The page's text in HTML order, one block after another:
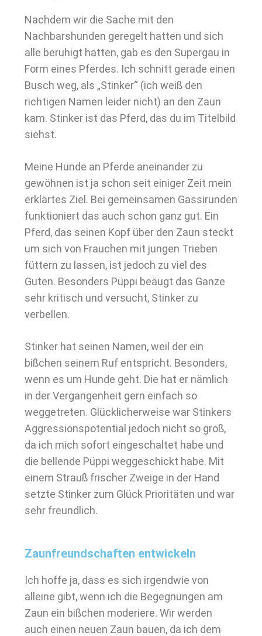
Nachdem wir die Sache mit den
Nachbarshunden geregelt hatten und sich
alle beruhigt hatten, gab es den Supergau in
Form eines Pferdes. Ich schnitt gerade einen
Busch weg, als „Stinker“ (ich weiß den
richtigen Namen leider nicht) an den Zaun
kam. Stinker ist das Pferd, das du im Titelbild
siehst.
Meine Hunde an Pferde aneinander zu
gewöhnen ist ja schon seit einiger Zeit mein
erklärtes Ziel. Bei gemeinsamen Gassirunden
funktioniert das auch schon ganz gut. Ein
Pferd, das seinen Kopf über den Zaun steckt
um sich von Frauchen mit jungen Trieben
füttern zu lassen, ist jedoch zu viel des
Guten. Besonders Püppi beäugt das Ganze
sehr kritisch und versucht, Stinker zu
verbellen.
Stinker hat seinen Namen, weil der ein
bißchen seinem Ruf entspricht. Besonders,
wenn es um Hunde geht. Die hat er nämlich
in der Vergangenheit gern einfach so
weggetreten. Glücklicherweise war Stinkers
Aggressionspotential jedoch nicht so groß,
da ich mich sofort eingeschaltet habe und
die bellende Püppi weggeschickt habe. Mit
einem Strauß frischer Zweige in der Hand
setzte Stinker zum Glück Prioritäten und war
sehr freundlich.
Zaunfreundschaften entwickeln
Ich hoffe ja, dass es sich irgendwie von
alleine gibt, wenn ich die Begegnungen am
Zaun ein bißchen moderiere. Wir werden
auch einen neuen Zaun bauen, da ich dem